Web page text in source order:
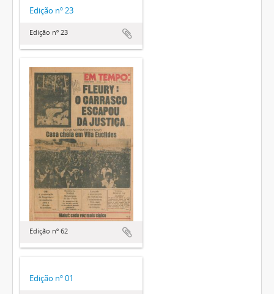
Edição nº 23
Edição nº 23
Edição nº 62
Edição nº 01